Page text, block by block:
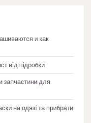
и как
від підробки
запчастини для
на одязі та прибрати